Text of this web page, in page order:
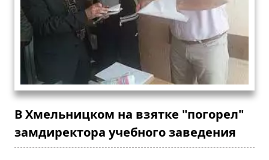
В Хмельницком на взятке "погорел"
замдиректора учебного заведения